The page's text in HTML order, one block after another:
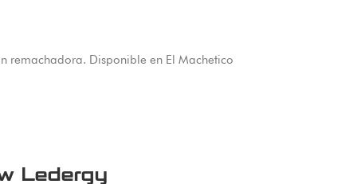
remachadora. Disponible en El Machetico
Ledergy